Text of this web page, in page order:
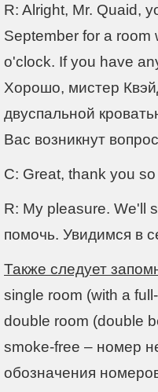
R: Alright, Mr. Quaid,
September for a
o'clock. If you have
Хорошо, мистер
двуспальной
Вас возникнут
C: Great, thank you
R: My pleasure. We'll
помочь. Увидимся в
Также следует
single room (with a
double room (double
smoke-free – номер
обозначения